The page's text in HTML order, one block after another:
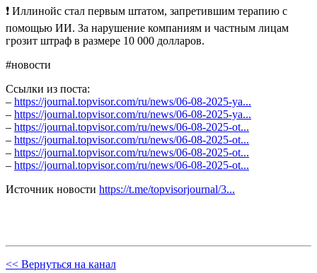
❗️ Иллинойс стал первым штатом, запретившим терапию с
помощью ИИ. За нарушение компаниям и частным лицам
грозит штраф в размере 10 000 долларов.
#новости
Ссылки из поста:
– https://journal.topvisor.com/ru/news/06-08-2025-ya...
– https://journal.topvisor.com/ru/news/06-08-2025-ya...
– https://journal.topvisor.com/ru/news/06-08-2025-ot...
– https://journal.topvisor.com/ru/news/06-08-2025-ot...
– https://journal.topvisor.com/ru/news/06-08-2025-ot...
– https://journal.topvisor.com/ru/news/06-08-2025-ot...
Источник новости https://t.me/topvisorjournal/3...
<< Вернуться на канал